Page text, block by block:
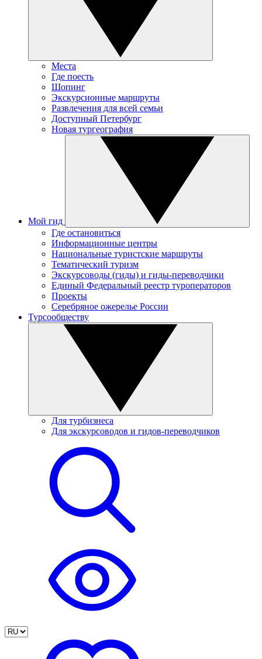
Места
Где поесть
Шопинг
Экскурсионные маршруты
Развлечения для всей семьи
Доступный Петербург
Новая тургеография
Мой гид
Где остановиться
Информационные центры
Национальные туристские маршруты
Тематический туризм
Экскурсоводы (гиды) и гиды-переводчики
Единый Федеральный реестр туроператоров
Проекты
Серебряное ожерелье России
Турсообществу
Для турбизнеса
Для экскурсоводов и гидов-переводчиков